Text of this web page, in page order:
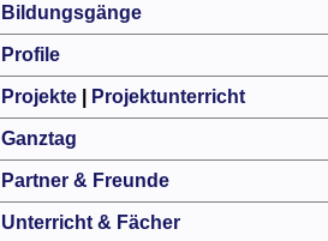
Bildungsgänge
Profile
Projekte| Projektunterricht
Ganztag
Partner & Freunde
Unterricht & Fächer